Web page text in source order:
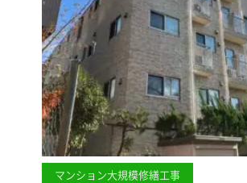
マンション大規模修繕工事